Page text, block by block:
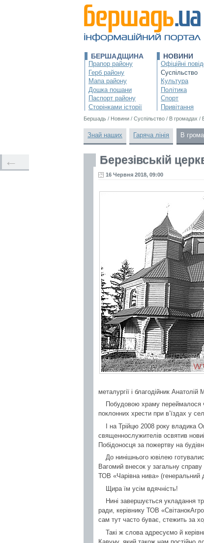
БЕРШАДЩИНА
Прапор району
Герб району
Мапа району
Дошка пошани
Паспорт району
Сторінками історії
НОВИНИ
Офіційні
Суспільство
Культура
Політика
Спорт
Привітання
Бершадь / Новини / Суспільство / В громадах /
Знай наших Гаряча лінія В
Березівській
16 Червня 2018, 09:00
металургії і благодійник
Побудовою храму переймалося
поклонних хрести при в’їздах у
І на Трійцю 2008 року владика
священнослужителів освятив
Побідоносця за пожертву на
До нинішнього ювілею
Вагомий внесок у загальну
ТОВ «Чарівна нива» (генеральний
Щира їм усім вдячність!
Нині завершується укладання
ради, керівнику ТОВ
сам тут часто буває, стежить за
Такі ж слова адресуємо й
←